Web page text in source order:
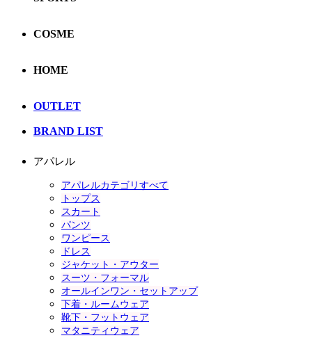
COSME
HOME
OUTLET
BRAND LIST
アパレル
アパレルカテゴリすべて
トップス
スカート
パンツ
ワンピース
ドレス
ジャケット・アウター
スーツ・フォーマル
オールインワン・セットアップ
下着・ルームウェア
靴下・フットウェア
マタニティウェア